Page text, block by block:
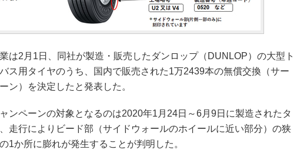
は2月1日、同社が製造・販売したダンロップ（DUNLOP）の大型ト
ス用タイヤのうち、国内で販売された1万2439本の無償交換（サー
ン）を決定したと発表した。
ンペーンの対象となるのは2020年1月24日～6月9日に製造されたタ
走行によりビード部（サイドウォールのホイールに近い部分）の狭
1か所に膨れが発生することが判明した。